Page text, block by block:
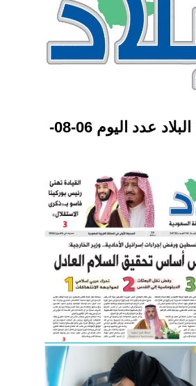
تحميل PDF البلاد عدد اليوم 06-08-